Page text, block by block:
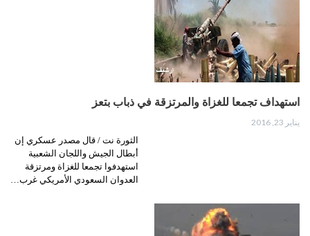
استهداف تجمعا للغزاة والمرتزقة في ذباب بتعز
يناير 23, 2016
الثورة نت / قال مصدر عسكري إن
أبطال الجيش واللجان الشعبية
استهدفوا تجمعا للغزاة ومرتزقة
العدوان السعودي الأمريكي غرب…